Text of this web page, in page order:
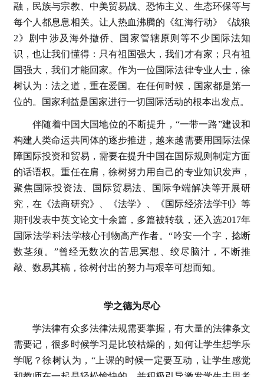
融，民族与宗教、中美贸易战、恐怖主义、生态环保等与
每个人都息息相关。让人热血沸腾的《红海行动》《战狼
2》剧中涉及海外撤侨、国家管辖原则等不少国际法知
识，也让我们懂得：只有祖国强大，我们才有家；只有祖
国强大，我们才能回家。作为一位国际法律专业人士，徐
树认为：法之道，重在爱国。在任何时候，国家都是第一
位的。国家利益是国家进行一切国际活动的根本出发点。
伴随着中国大国地位的不断提升，“一带一路”建设和
构建人类命运共同体的逐步推进，越来越需要用国际法保
障国际投资和贸易，需要在提升中国在国际规则制定方面
的话语权。重任在肩，徐树努力用自己的专业知识发声，
聚焦国际投资法、国际贸易法、国际争端解决等开展研
究，在《法商研究》、《法学》、《国际经济法学刊》等
期刊发表中英文论文十余篇，多篇被转载，还入选2017年
国际法学科法学核心刊物高产作者。“吟安一个字，捻断
数茎须。”曾经无数次的苦思冥想、绞尽脑汁，不断推
敲、数易其稿，徐树付出的努力与艰辛可想而知。
学之德为尽心
学法律有众多法律法规需要掌握，有大量的法律条文
需要记，很多时候学习是比较枯燥的，如何让学生想学乐
学呢？徐树认为，“上课的时候一定要互动，让学生感觉